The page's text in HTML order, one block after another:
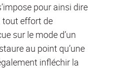
pour ainsi dire
tout effort de
sur le mode d’un
au point qu’une
infléchir la